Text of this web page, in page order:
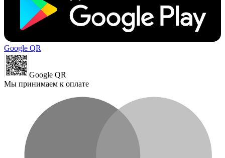
Google QR
Google QR
Мы принимаем к оплате